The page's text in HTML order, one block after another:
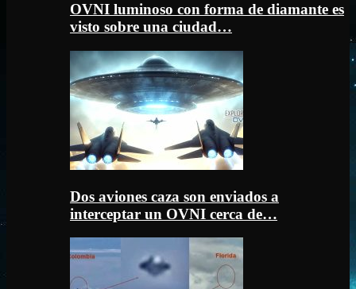
OVNI luminoso con forma de diamante es
visto sobre una ciudad…
Dos aviones caza son enviados a
interceptar un OVNI cerca de…